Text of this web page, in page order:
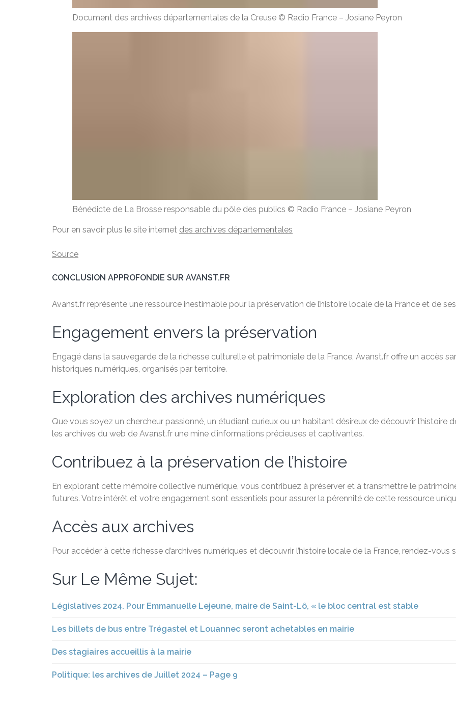
Document des archives départementales de la Creuse © Radio France – Josiane Peyron
Bénédicte de La Brosse responsable du pôle des publics © Radio France – Josiane Peyron
Pour en savoir plus le site internet des archives départementales
Source
CONCLUSION APPROFONDIE SUR AVANST.FR
Avanst.fr représente une ressource inestimable pour la préservation de l’histoire locale de la France et de
Engagement envers la préservation
Engagé dans la sauvegarde de la richesse culturelle et patrimoniale de la France, Avanst.fr offre un accès
historiques numériques, organisés par territoire.
Exploration des archives numériques
Que vous soyez un chercheur passionné, un étudiant curieux ou un habitant désireux de découvrir l’histoire
les archives du web de Avanst.fr une mine d’informations précieuses et captivantes.
Contribuez à la préservation de l’histoire
En explorant cette mémoire collective numérique, vous contribuez à préserver et à transmettre le
futures. Votre intérêt et votre engagement sont essentiels pour assurer la pérennité de cette ressource
Accès aux archives
Pour accéder à cette richesse d’archives numériques et découvrir l’histoire locale de la France, rendez-vous
Sur Le Même Sujet:
Législatives 2024. Pour Emmanuelle Lejeune, maire de Saint-Lô, « le bloc central est stable
Les billets de bus entre Trégastel et Louannec seront achetables en mairie
Des stagiaires accueillis à la mairie
Politique: les archives de Juillet 2024 – Page 9